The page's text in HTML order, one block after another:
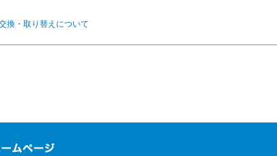
換・取り替えについて